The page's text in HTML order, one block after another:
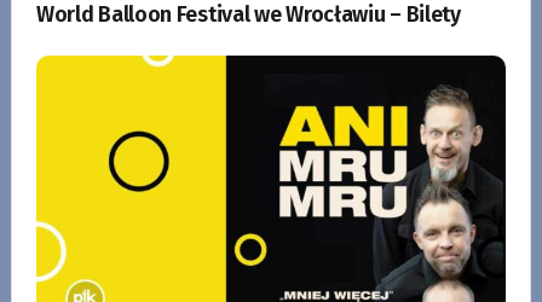
World Balloon Festival we Wrocławiu – Bilety